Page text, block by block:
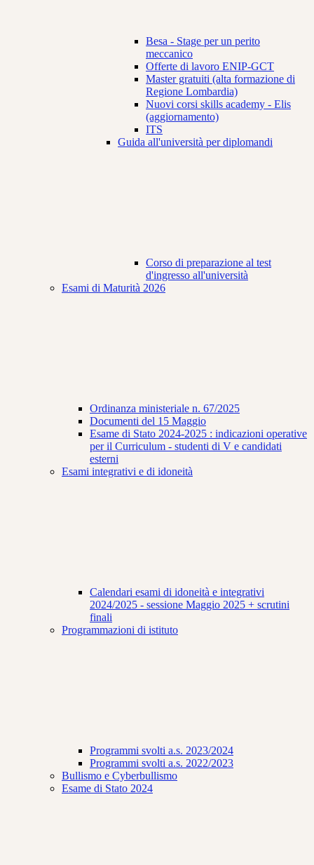
Besa - Stage per un perito
meccanico
Offerte di lavoro ENIP-GCT
Master gratuiti (alta formazione di
Regione Lombardia)
Nuovi corsi skills academy - Elis
(aggiornamento)
ITS
Guida all'università per diplomandi
Corso di preparazione al test
d'ingresso all'università
Esami di Maturità 2026
Ordinanza ministeriale n. 67/2025
Documenti del 15 Maggio
Esame di Stato 2024-2025 : indicazioni operative
per il Curriculum - studenti di V e candidati
esterni
Esami integrativi e di idoneità
Calendari esami di idoneità e integrativi
2024/2025 - sessione Maggio 2025 + scrutini
finali
Programmazioni di istituto
Programmi svolti a.s. 2023/2024
Programmi svolti a.s. 2022/2023
Bullismo e Cyberbullismo
Esame di Stato 2024